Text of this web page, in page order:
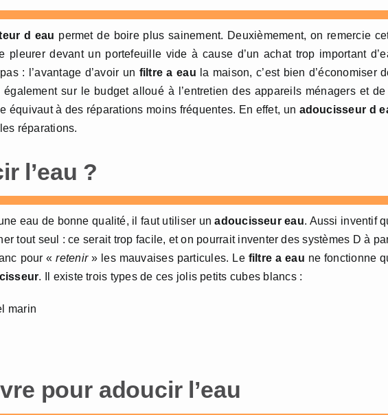
d eau permet de boire plus sainement. Deuxièmement, on remercie
devant un portefeuille vide à cause d’un achat trop important
: l’avantage d’avoir un filtre a eau la maison, c’est bien d’économiser
sur le budget alloué à l’entretien des appareils ménagers et de
équivaut à des réparations moins fréquentes. En effet, un adoucisseur d
réparations.
l’eau ?
eau de bonne qualité, il faut utiliser unadoucisseur eau. Aussi inventif
tout seul : ce serait trop facile, et on pourrait inventer des systèmes D à
pour «retenir» les mauvaises particules. Le filtre a eau ne fonctionne
. Il existe trois types de ces jolis petits cubes blancs :
marin
pour adoucir l’eau